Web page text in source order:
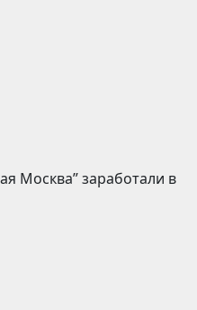
Москва” заработали в